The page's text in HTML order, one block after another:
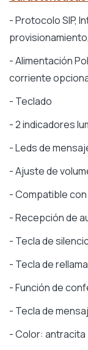
- Protocolo SIP,
- Alimentación
corriente
- Teclado
- 2 indicadores
- Leds de
- Ajuste de
- Compatible
- Recepción de
- Tecla de
- Tecla de
- Función de
- Tecla de
- Color: antracita